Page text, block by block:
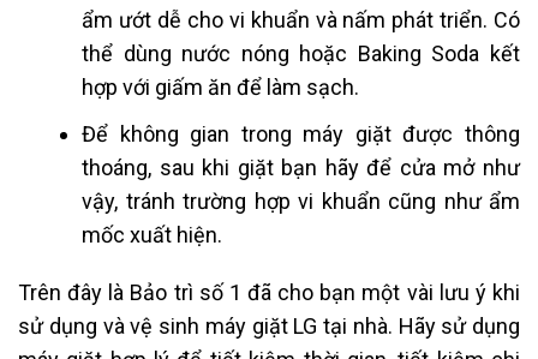
ẩm ướt dễ cho vi khuẩn và nấm phát triển. Có
thể dùng nước nóng hoặc Baking Soda kết
hợp với giấm ăn để làm sạch.
Để không gian trong máy giặt được thông
thoáng, sau khi giặt bạn hãy để cửa mở như
vậy, tránh trường hợp vi khuẩn cũng như ẩm
mốc xuất hiện.
Trên đây là Bảo trì số 1 đã cho bạn một vài lưu ý khi
sử dụng và vệ sinh máy giặtLG tại nhà. Hãy sử dụng